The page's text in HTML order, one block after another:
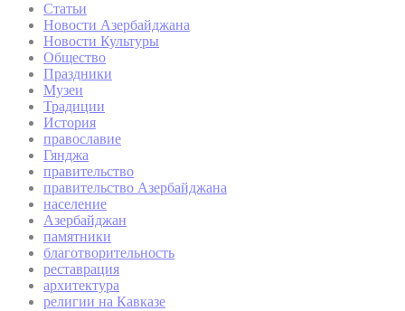
Статьи
Новости Азербайджана
Новости Культуры
Общество
Праздники
Музеи
Традиции
История
православие
Гянджа
правительство
правительство Азербайджана
население
Азербайджан
памятники
благотворительность
реставрация
архитектура
религии на Кавказе